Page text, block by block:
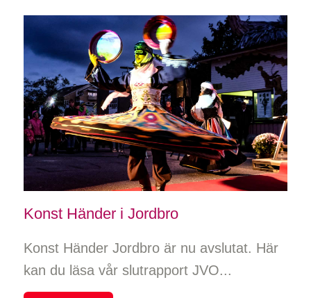
Konst Händer i Jordbro
Konst Händer Jordbro är nu avslutat. Här
kan du läsa vår slutrapport JVO...